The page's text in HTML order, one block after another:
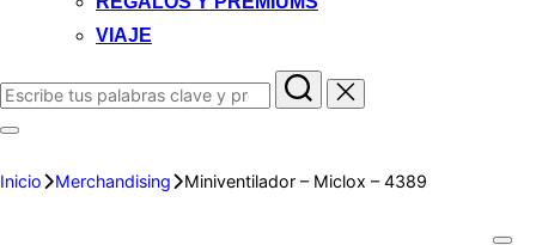
VIAJE
Inicio Merchandising Miniventilador – Miclox – 4389